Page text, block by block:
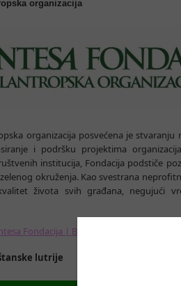
organizacija
organizacija posvećena je
i podršku projektima
institucija, Fondacija podstiče
okruženja. Kao svestrana
života svih građana, negujući
Fondacija | Banca Intesa
lutrije